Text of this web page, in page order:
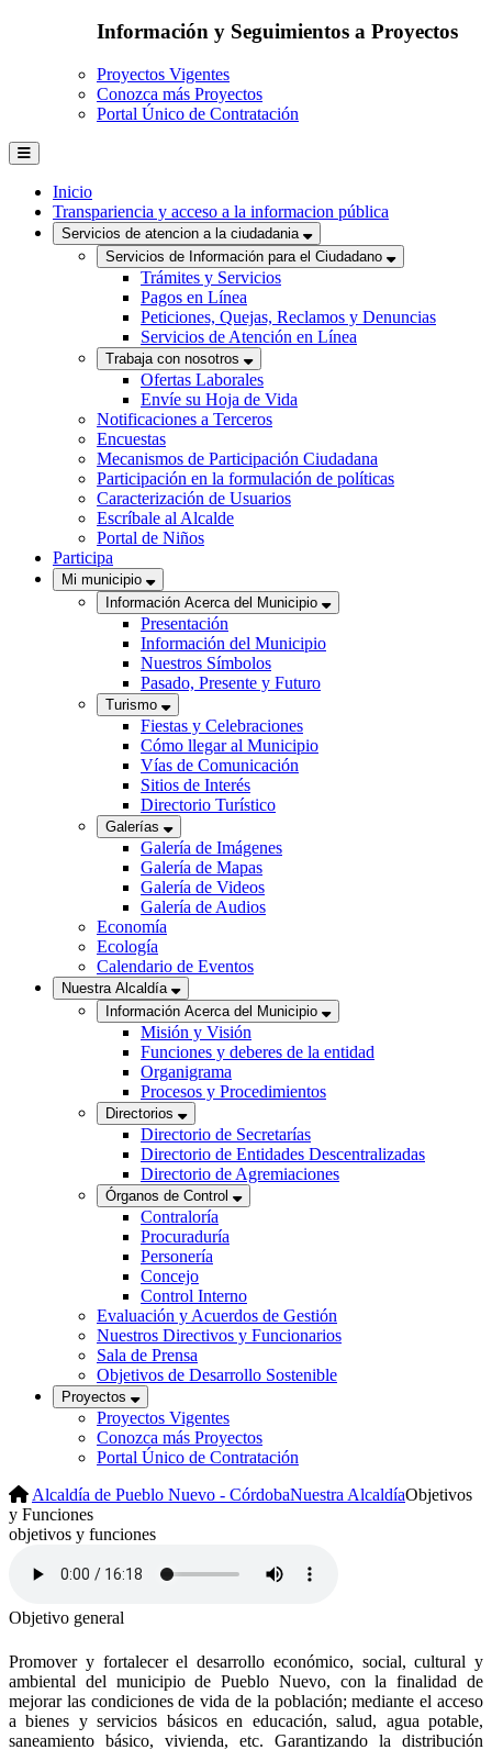
Información y Seguimientos a Proyectos
Proyectos Vigentes
Conozca más Proyectos
Portal Único de Contratación
Inicio
Transpariencia y acceso a la informacion pública
Servicios de atencion a la ciudadania
Servicios de Información para el Ciudadano
Trámites y Servicios
Pagos en Línea
Peticiones, Quejas, Reclamos y Denuncias
Servicios de Atención en Línea
Trabaja con nosotros
Ofertas Laborales
Envíe su Hoja de Vida
Notificaciones a Terceros
Encuestas
Mecanismos de Participación Ciudadana
Participación en la formulación de políticas
Caracterización de Usuarios
Escríbale al Alcalde
Portal de Niños
Participa
Mi municipio
Información Acerca del Municipio
Presentación
Información del Municipio
Nuestros Símbolos
Pasado, Presente y Futuro
Turismo
Fiestas y Celebraciones
Cómo llegar al Municipio
Vías de Comunicación
Sitios de Interés
Directorio Turístico
Galerías
Galería de Imágenes
Galería de Mapas
Galería de Videos
Galería de Audios
Economía
Ecología
Calendario de Eventos
Nuestra Alcaldía
Información Acerca del Municipio
Misión y Visión
Funciones y deberes de la entidad
Organigrama
Procesos y Procedimientos
Directorios
Directorio de Secretarías
Directorio de Entidades Descentralizadas
Directorio de Agremiaciones
Órganos de Control
Contraloría
Procuraduría
Personería
Concejo
Control Interno
Evaluación y Acuerdos de Gestión
Nuestros Directivos y Funcionarios
Sala de Prensa
Objetivos de Desarrollo Sostenible
Proyectos
Proyectos Vigentes
Conozca más Proyectos
Portal Único de Contratación
Alcaldía de Pueblo Nuevo - CórdobaNuestra AlcaldíaObjetivos
y Funciones
objetivos y funciones
Objetivo general
Promover y fortalecer el desarrollo económico, social, cultural y
ambiental del municipio de Pueblo Nuevo, con la finalidad de
mejorar las condiciones de vida de la población; mediante el acceso
a bienes y servicios básicos en educación, salud, agua potable,
saneamiento básico, vivienda, etc. Garantizando la distribución